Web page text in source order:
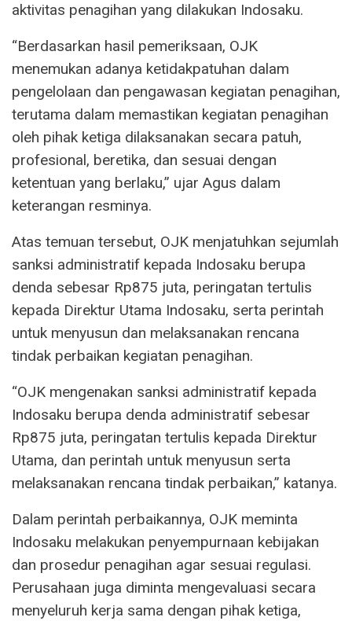
aktivitas penagihan yang dilakukan Indosaku.
“Berdasarkan hasil pemeriksaan, OJK
menemukan adanya ketidakpatuhan dalam
pengelolaan dan pengawasan kegiatan penagihan,
terutama dalam memastikan kegiatan penagihan
oleh pihak ketiga dilaksanakan secara patuh,
profesional, beretika, dan sesuai dengan
ketentuan yang berlaku,” ujar Agus dalam
keterangan resminya.
Atas temuan tersebut, OJK menjatuhkan sejumlah
sanksi administratif kepada Indosaku berupa
denda sebesar Rp875 juta, peringatan tertulis
kepada Direktur Utama Indosaku, serta perintah
untuk menyusun dan melaksanakan rencana
tindak perbaikan kegiatan penagihan.
“OJK mengenakan sanksi administratif kepada
Indosaku berupa denda administratif sebesar
Rp875 juta, peringatan tertulis kepada Direktur
Utama, dan perintah untuk menyusun serta
melaksanakan rencana tindak perbaikan,” katanya.
Dalam perintah perbaikannya, OJK meminta
Indosaku melakukan penyempurnaan kebijakan
dan prosedur penagihan agar sesuai regulasi.
Perusahaan juga diminta mengevaluasi secara
menyeluruh kerja sama dengan pihak ketiga,